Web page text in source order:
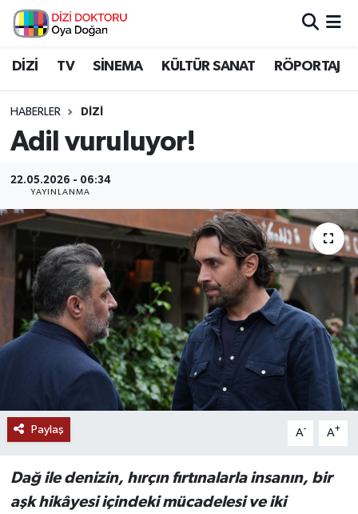
DİZİ TV SİNEMA KÜLTÜR SANAT RÖPORTAJ
HABERLER DİZİ
Adil vuruluyor!
22.05.2026 - 06:34
YAYINLANMA
Paylaş A- A+
Dağ ile denizin, hırçın fırtınalarla insanın, bir
aşk hikâyesi içindeki mücadelesi ve iki
İstanbul Nöbetçi Eczaneler
İstanbul Namaz Vakitleri
İstanbul Trafik Yoğunluk Haritası
Süper Lig Puan Durumu ve Fikstür
Tüm Manşetler
Son Dakika Haberleri
Haber Arşivi